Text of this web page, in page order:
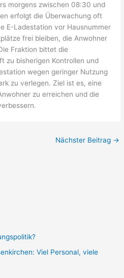
morgens zwischen 08:30 und
erfolgt die Überwachung oft
E-Ladestation vor Hausnummer
frei bleiben, die Anwohner
Fraktion bittet die
zu bisherigen Kontrollen und
wegen geringer Nutzung
zu verlegen. Ziel ist es, eine
zu erreichen und die
Nächster Beitrag →
Viel Personal, viele